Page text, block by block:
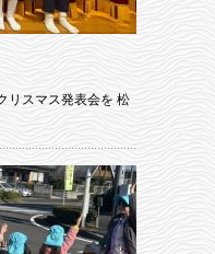
リスマス発表会を 松